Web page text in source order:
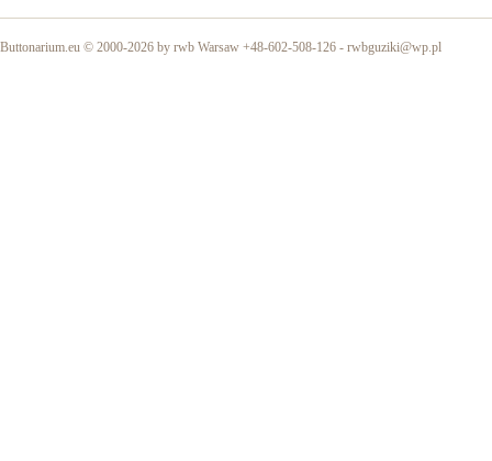
Buttonarium.eu © 2000-2026 by rwb Warsaw +48-602-508-126 - rwbguziki@wp.pl